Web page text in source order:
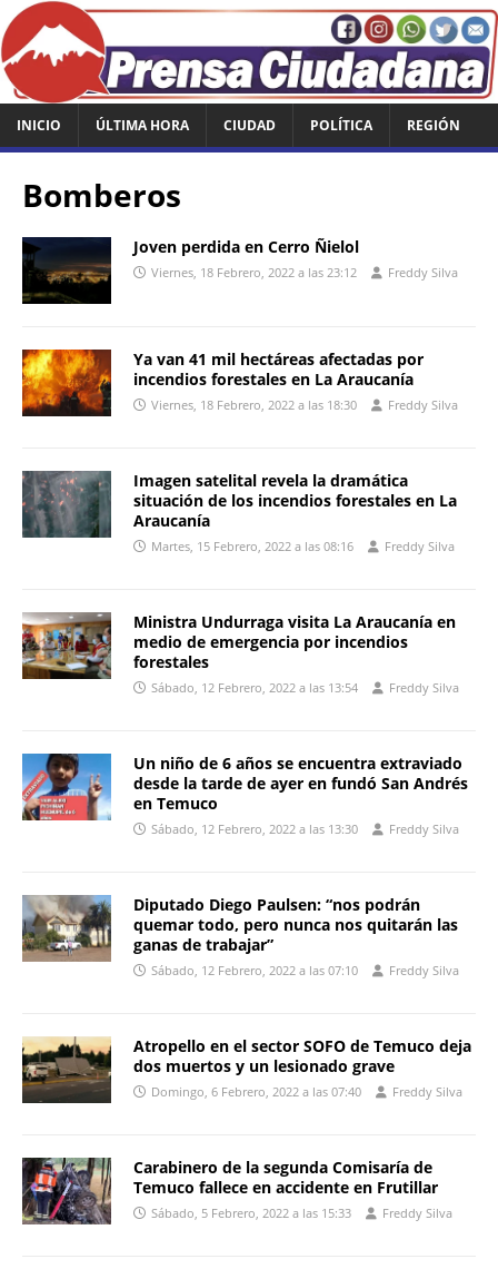
INICIO ÚLTIMA HORA CIUDAD POLÍTICA REGIÓN
Bomberos
Joven perdida en Cerro Ñielol
Viernes, 18 Febrero, 2022 a las 23:12 Freddy Silva
Ya van 41 mil hectáreas afectadas por
incendios forestales en La Araucanía
Viernes, 18 Febrero, 2022 a las 18:30 Freddy Silva
Imagen satelital revela la dramática
situación de los incendios forestales en La
Araucanía
Martes, 15 Febrero, 2022 a las 08:16 Freddy Silva
Ministra Undurraga visita La Araucanía en
medio de emergencia por incendios
forestales
Sábado, 12 Febrero, 2022 a las 13:54 Freddy Silva
Un niño de 6 años se encuentra extraviado
desde la tarde de ayer en fundó San Andrés
en Temuco
Sábado, 12 Febrero, 2022 a las 13:30 Freddy Silva
Diputado Diego Paulsen: “nos podrán
quemar todo, pero nunca nos quitarán las
ganas de trabajar”
Sábado, 12 Febrero, 2022 a las 07:10 Freddy Silva
Atropello en el sector SOFO de Temuco deja
dos muertos y un lesionado grave
Domingo, 6 Febrero, 2022 a las 07:40 Freddy Silva
Carabinero de la segunda Comisaría de
Temuco fallece en accidente en Frutillar
Sábado, 5 Febrero, 2022 a las 15:33 Freddy Silva